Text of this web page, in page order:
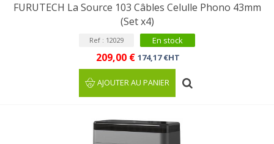
FURUTECH La Source 103 Câbles Celulle Phono 43mm
(Set x4)
Ref : 12029 En stock
209,00 € 174,17 €HT
AJOUTER AU PANIER